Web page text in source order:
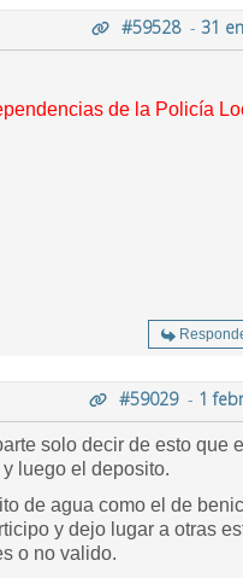
#59528- 31
de la Policía
#59029- 1
solo decir de esto que
luego el deposito.
de agua como el de
y dejo lugar a otras
o no valido.